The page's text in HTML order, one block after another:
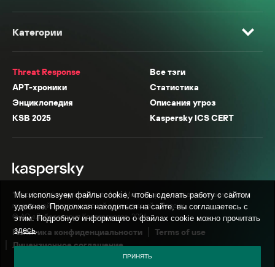
Категории
Threat Response
Все тэги
APT-хроники
Статистика
Энциклопедия
Описания угроз
KSB 2025
Kaspersky ICS CERT
* Facebook, Instagram, WhatsApp, Meta AI принадлежат компании Meta,
признанной экстремистской организацией в России.
© АО «Лаборатория Касперского», 2026.
Политика конфиденциальности
Terms of use
Лицензионное соглашение
Мы используем файлы cookie, чтобы сделать работу с сайтом
удобнее. Продолжая находиться на сайте, вы соглашаетесь с
этим. Подробную информацию о файлах cookie можно прочитать
здесь.
ПРИНЯТЬ